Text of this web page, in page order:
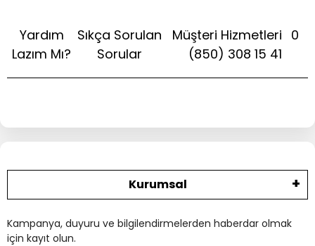
Yardım
Lazım Mı?
Sıkça Sorulan
Sorular
Müşteri Hizmetleri 0
(850) 308 15 41
Kurumsal
Kampanya, duyuru ve bilgilendirmelerden haberdar olmak
için kayıt olun.